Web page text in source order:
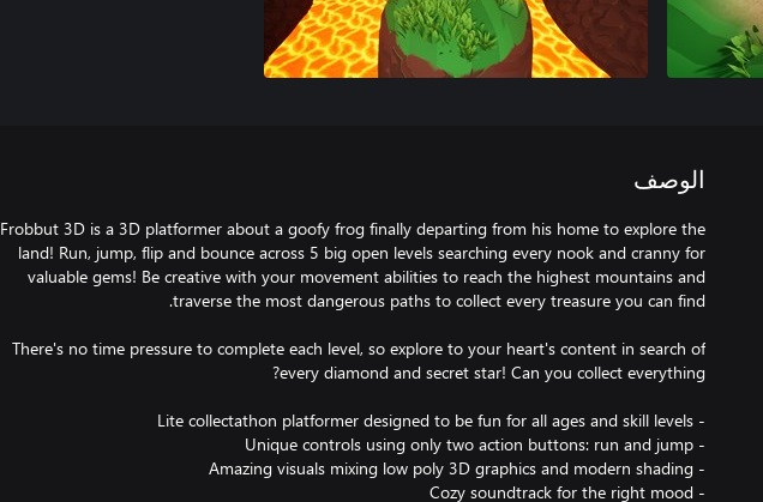
الوصف
Frobbut 3D is a 3D platformer about a goofy frog finally departing from his home to explore the
land! Run, jump, flip and bounce across 5 big open levels searching every nook and cranny for
valuable gems! Be creative with your movement abilities to reach the highest mountains and
There's no time pressure to complete each level, so explore to your heart's content in search of